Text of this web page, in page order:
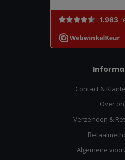
Contact &
Over
Verzenden &
Algemene